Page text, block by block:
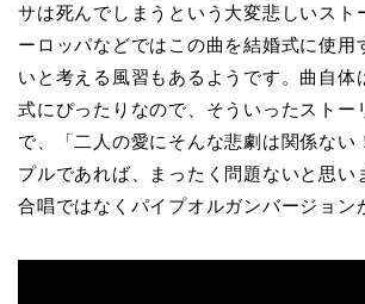
サは死んでしまうという大変悲しいスト
ーロッパなどではこの曲を結婚式に使用
いと考える風習もあるようです。曲自体
式にぴったりなので、そういったストー
で、「二人の愛にそんな悲劇は関係ない
プルであれば、まったく問題ないと思い
合唱ではなくパイプオルガンバージョン